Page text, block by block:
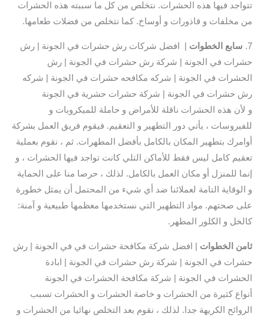
تتواجد فيها هذه الحشرات. نتخلص من كل ما سببته هذه الحشرات
من مخلفات و قاذورات و أوساخ. كما نتخلص من فضلات طعامها.
7. سابع الخطوات | افضل شركات رش حشرات في الجونة | رش
حشرات في الجونة | شركة رش حشرات في الجونة | رش
الحشرات في الجونة | شركه مكافحه حشرات في الجونة | شركه
رش حشرات في الجونة | شركة حشرات حشرية في الجونة
و لأن هذه الحشرات ناقلة للأمراض و حاملة للميكروبات و
للفيروسات ، يأتي دور التطهير و التعقيم. فيقوم فريق العمل بشركة
أوامرك بتطهير المكان بالكامل بأفضل المطهرات. ثم ، نقوم بعملية
تعقيم كامل ليس فقط للأماكن التلي كانت تواجد فيها الحشرات ، و
إنما للمنزل أو مكان العمل بالكامل. لذلك ، حرصا منا على الحماية
و الوقاية التامة لعملائنا ضد أي شيء من المحتمل أن يمثل خطورة
على صحتهم. مواد التطهير التي نستخدمها معظمها طبيعية و آمنة:
كالخل و الكلور المطهر.
ثامن الخطوات | افضل شركة مكافحة حشرات في في الجونة | رش
حشرات في الجونة | شركة رش حشرات في الجونة | ابادة
الحشرات في الجونة | شركة مكافحة الحشرات في الجونة
أنواع كثيرة من الحشرات و خاصة الحشرات و الحشرات تسبب
الروائح الكريهة جدا. لذلك ، نقوم بعد التخلص نهائيا من الحشرات و